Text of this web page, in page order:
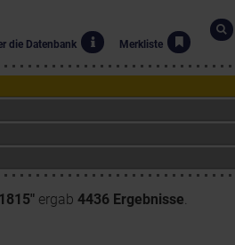
die Datenbank Merkliste
ergab 4436 Ergebnisse.